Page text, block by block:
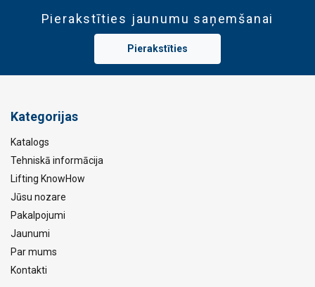
Pierakstīties jaunumu saņemšanai
Pierakstīties
Kategorijas
Katalogs
Tehniskā informācija
Lifting KnowHow
Jūsu nozare
Pakalpojumi
Jaunumi
Par mums
Kontakti